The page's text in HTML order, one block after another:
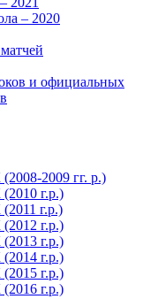
– 2020
и официальных
2009 гг. р.)
г.р.)
г.р.)
г.р.)
г.р.)
г.р.)
г.р.)
г.р.)